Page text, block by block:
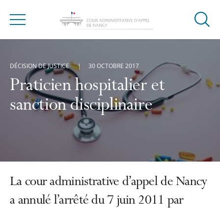
Menu
Ouvrir
Praticien hospitalier et
sanction disciplinaire
DÉCISION DE JUSTICE 30 OCTOBRE 2017
La cour administrative d’appel de Nancy
a annulé l’arrêté du 7 juin 2011 par